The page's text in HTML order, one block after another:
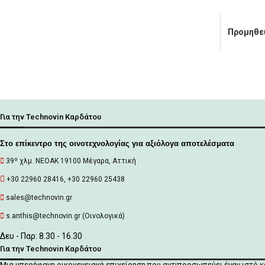
Για την Technovin Καρδάτου
Στο επίκεντρο της οινοτεχνολογίας για αξιόλογα αποτελέσματα
39º χλμ. ΝΕΟΑΚ 19100 Mέγαρα, Αττική
+30 22960 28416, +30 22960 25438
sales@technovin.gr
s.anthis@technovin.gr (Οινολογικά)
Δευ - Παρ: 8.30 - 16.30
Για την Technovin Καρδάτου